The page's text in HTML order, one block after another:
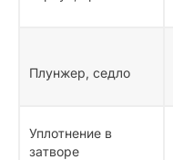
Плунжер, седло
Уплотнение в
затворе